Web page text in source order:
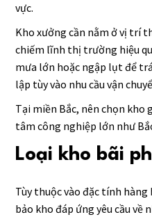
vực.
Kho xưởng cần nằm ở vị trí
chiếm lĩnh thị trường hiệu
mưa lớn hoặc ngập lụt để
lập tùy vào nhu cầu vận
Tại miền Bắc, nên chọn kho
tâm công nghiệp lớn như
Loại kho bãi
Tùy thuộc vào đặc tính
bảo kho đáp ứng yêu cầu về